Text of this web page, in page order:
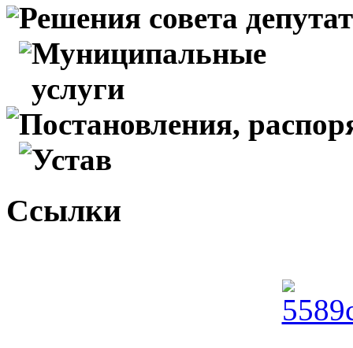
Решения совета
Муниципальные
услуги
Постановления,
Устав
Ссылки